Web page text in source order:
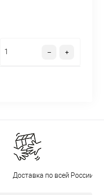
Доставка по всей России